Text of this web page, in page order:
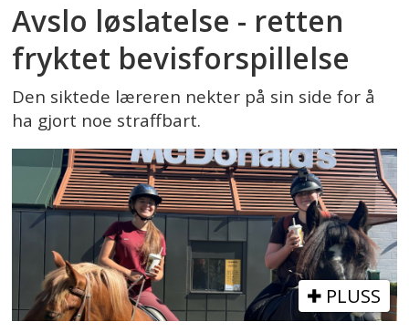
Avslo løslatelse - retten
fryktet bevisforspillelse
Den siktede læreren nekter på sin side for å
ha gjort noe straffbart.
PLUSS